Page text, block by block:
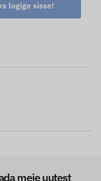
logige sisse!
meie uutest